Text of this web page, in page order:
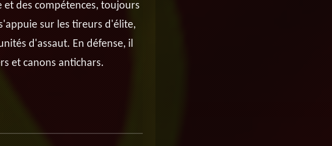
et des compétences, toujours
sur les tireurs d'élite,
d'assaut. En défense, il
et canons antichars.